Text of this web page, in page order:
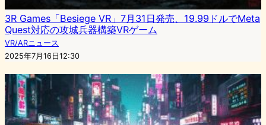
3R Games「Besiege VR」7月31日発売、19.99ドルでMeta
Quest対応の攻城兵器構築VRゲーム
VR/ARニュース
2025年7月16日12:30